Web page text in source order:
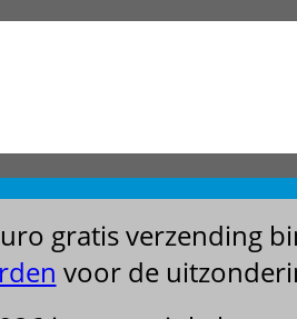
gratis verzending
voor de